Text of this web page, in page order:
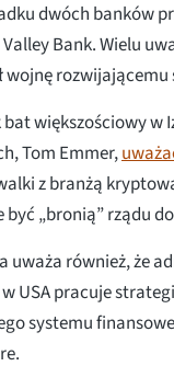
dwóch banków
Bank. Wielu
wojnę
większościowy w
Tom Emmer,
z branżą
być „bronią” rządu
uważa również, że
USA pracuje
systemu